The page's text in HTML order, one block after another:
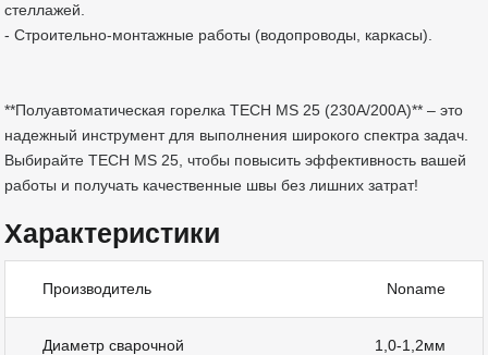
стеллажей.
- Строительно-монтажные работы (водопроводы, каркасы).
**Полуавтоматическая горелка TECH MS 25 (230A/200А)** – это
надежный инструмент для выполнения широкого спектра задач.
Выбирайте TECH MS 25, чтобы повысить эффективность вашей
работы и получать качественные швы без лишних затрат!
Характеристики
Производитель Noname
Диаметр сварочной
1,0-1,2мм